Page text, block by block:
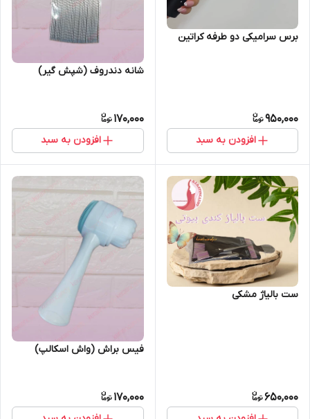
برس سرامیکی دو طرفه کراتین
950,000
افزودن به سبد
شانه دندروف (شپش گیر)
170,000
افزودن به سبد
ست بالیاژ مشکی
650,000
فیس براش (واش اسکالپ)
170,000